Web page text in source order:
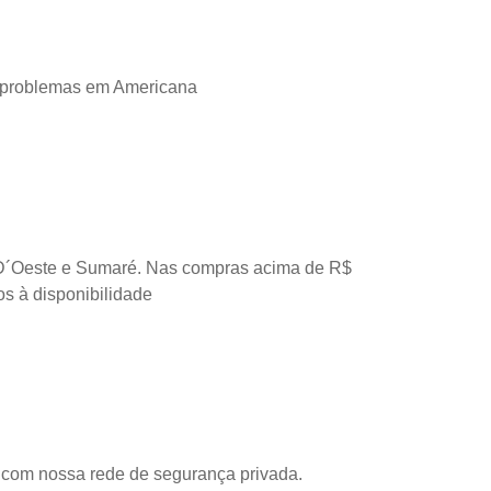
em Americana
e Sumaré. Nas compras acima de R$
à disponibilidade
nossa rede de segurança privada.